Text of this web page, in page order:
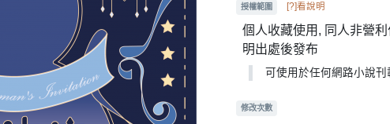
授權範圍 [?]看說明
個人收藏使用, 同人非營
明出處後發布
可使用於任何網路小說
修改次數